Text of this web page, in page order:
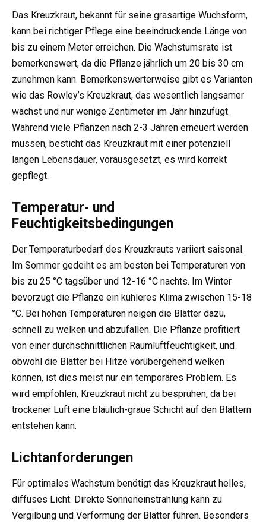
Das Kreuzkraut, bekannt für seine grasartige Wuchsform,
kann bei richtiger Pflege eine beeindruckende Länge von
bis zu einem Meter erreichen. Die Wachstumsrate ist
bemerkenswert, da die Pflanze jährlich um 20 bis 30 cm
zunehmen kann. Bemerkenswerterweise gibt es Varianten
wie das Rowley’s Kreuzkraut, das wesentlich langsamer
wächst und nur wenige Zentimeter im Jahr hinzufügt.
Während viele Pflanzen nach 2-3 Jahren erneuert werden
müssen, besticht das Kreuzkraut mit einer potenziell
langen Lebensdauer, vorausgesetzt, es wird korrekt
gepflegt.
Temperatur- und
Feuchtigkeitsbedingungen
Der Temperaturbedarf des Kreuzkrauts variiert saisonal.
Im Sommer gedeiht es am besten bei Temperaturen von
bis zu 25 °C tagsüber und 12-16 °C nachts. Im Winter
bevorzugt die Pflanze ein kühleres Klima zwischen 15-18
°C. Bei hohen Temperaturen neigen die Blätter dazu,
schnell zu welken und abzufallen. Die Pflanze profitiert
von einer durchschnittlichen Raumluftfeuchtigkeit, und
obwohl die Blätter bei Hitze vorübergehend welken
können, ist dies meist nur ein temporäres Problem. Es
wird empfohlen, Kreuzkraut nicht zu besprühen, da bei
trockener Luft eine bläulich-graue Schicht auf den Blättern
entstehen kann.
Lichtanforderungen
Für optimales Wachstum benötigt das Kreuzkraut helles,
diffuses Licht. Direkte Sonneneinstrahlung kann zu
Vergilbung und Verformung der Blätter führen. Besonders